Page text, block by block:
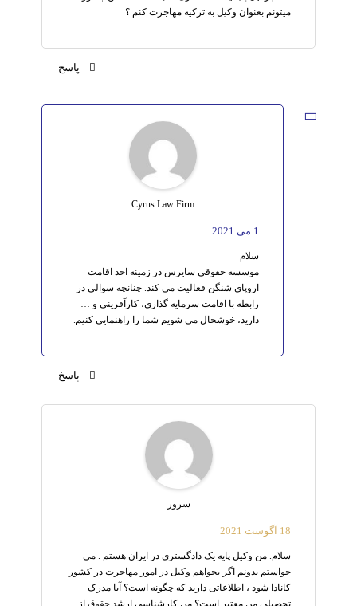
میتونم بعنوان وکیل به ترکیه مهاجرت کنم ؟
پاسخ
Cyrus Law Firm
1 می 2021
سلام
موسسه حقوقی سایرس در زمینه اخذ اقامت
اروپای شنگن فعالیت می کند. چنانچه سوالی در
رابطه با اقامت سرمایه گذاری، کارآفرینی و …
دارید، خوشحال می شویم شما را راهنمایی کنیم.
پاسخ
سرور
18 آگوست 2021
سلام. من وکیل پایه یک دادگستری در ایران هستم . می
خواستم بدونم اگر بخواهم وکیل در امور مهاجرت در کشور
کانادا شود ، اطلاعاتی دارید که چگونه است؟ آیا مدرک
تحصیلی من معتبر است؟ من کارشناسی ارشد حقوق از